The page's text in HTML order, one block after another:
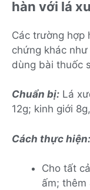
hàn với lá
Các trường hợp
chứng khác
dùng bài thuốc
Chuẩn bị: Lá
12g; kinh giới
Cách thực hiện:
Cho tất
ấm; thêm